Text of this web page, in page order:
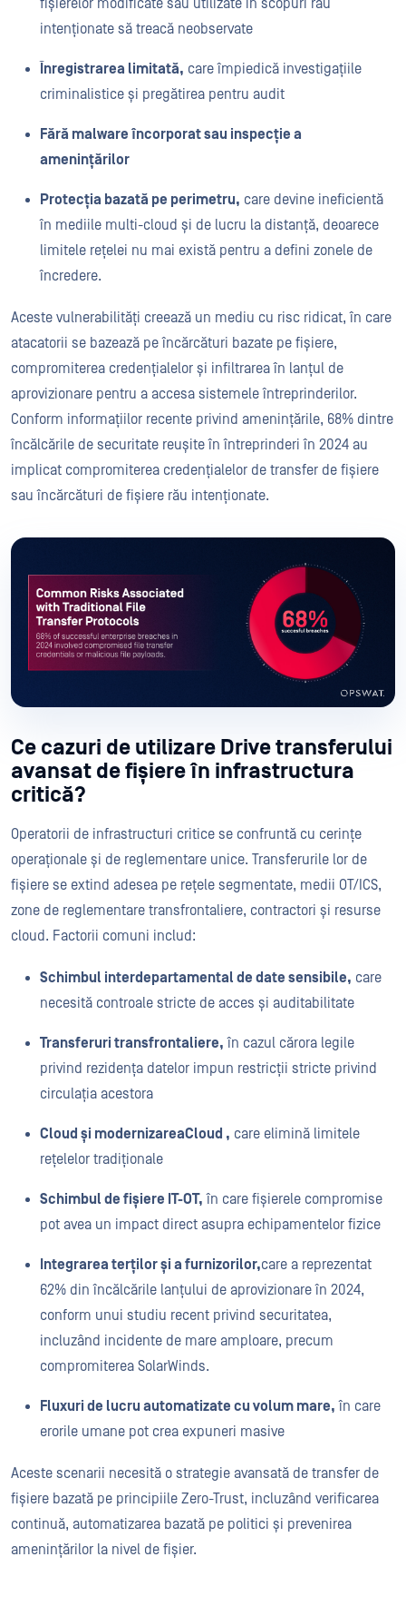
fișierelor modificate sau utilizate în scopuri rău
intenționate să treacă neobservate
Înregistrarea limitată, care împiedică investigațiile
criminalistice și pregătirea pentru audit
Fără malware încorporat sau inspecție a
amenințărilor
Protecția bazată pe perimetru, care devine ineficientă
în mediile multi-cloud și de lucru la distanță, deoarece
limitele rețelei nu mai există pentru a defini zonele de
încredere.
Aceste vulnerabilități creează un mediu cu risc ridicat, în care
atacatorii se bazează pe încărcături bazate pe fișiere,
compromiterea credențialelor și infiltrarea în lanțul de
aprovizionare pentru a accesa sistemele întreprinderilor.
Conform informațiilor recente privind amenințările, 68% dintre
încălcările de securitate reușite în întreprinderi în 2024 au
implicat compromiterea credențialelor de transfer de fișiere
sau încărcături de fișiere rău intenționate.
Ce cazuri de utilizare Drive transferului
avansat de fișiere în infrastructura
critică?
Operatorii de infrastructuri critice se confruntă cu cerințe
operaționale și de reglementare unice. Transferurile lor de
fișiere se extind adesea pe rețele segmentate, medii OT/ICS,
zone de reglementare transfrontaliere, contractori și resurse
cloud. Factorii comuni includ:
Schimbul interdepartamental de date sensibile, care
necesită controale stricte de acces și auditabilitate
Transferuri transfrontaliere, în cazul cărora legile
privind rezidența datelor impun restricții stricte privind
circulația acestora
Cloud și modernizareaCloud , care elimină limitele
rețelelor tradiționale
Schimbul de fișiere IT-OT, în care fișierele compromise
pot avea un impact direct asupra echipamentelor fizice
Integrarea terților și a furnizorilor,care a reprezentat
62% din încălcările lanțului de aprovizionare în 2024,
conform unui studiu recent privind securitatea,
incluzând incidente de mare amploare, precum
compromiterea SolarWinds.
Fluxuri de lucru automatizate cu volum mare, în care
erorile umane pot crea expuneri masive
Aceste scenarii necesită o strategie avansată de transfer de
fișiere bazată pe principiile Zero-Trust, incluzând verificarea
continuă, automatizarea bazată pe politici și prevenirea
amenințărilor la nivel de fișier.